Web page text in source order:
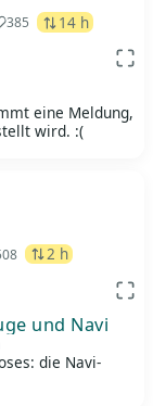
385 14 h
eine Meldung,
wird. :(
2 h
und Navi
die Navi-